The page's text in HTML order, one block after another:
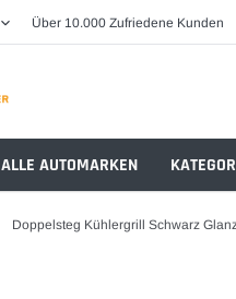
Über 10.000 Zufriedene Kunden
ALLE AUTOMARKEN
Doppelsteg Kühlergrill Schwarz